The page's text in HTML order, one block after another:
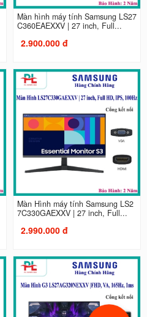
Màn hình máy tính Samsung LS27
C360EAEXXV | 27 inch, Full...
2.900.000 đ
Màn Hình máy tính Samsung LS2
7C330GAEXXV | 27 inch, Full...
2.990.000 đ